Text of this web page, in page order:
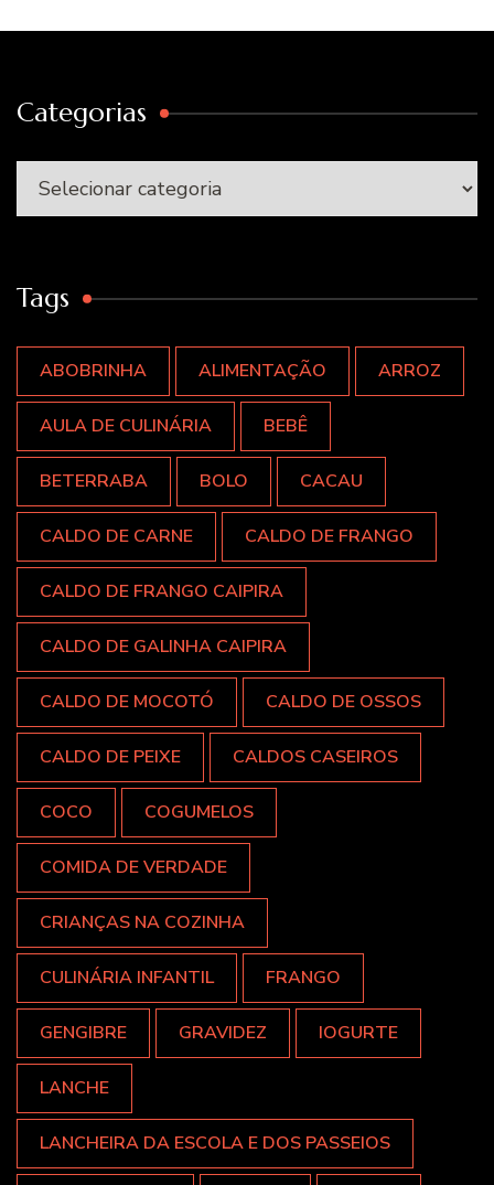
Categorias
Categorias
Tags
ABOBRINHA ALIMENTAÇÃO ARROZ
AULA DE CULINÁRIA BEBÊ
BETERRABA BOLO CACAU
CALDO DE CARNE CALDO DE FRANGO
CALDO DE FRANGO CAIPIRA
CALDO DE GALINHA CAIPIRA
CALDO DE MOCOTÓ CALDO DE OSSOS
CALDO DE PEIXE CALDOS CASEIROS
COCO COGUMELOS
COMIDA DE VERDADE
CRIANÇAS NA COZINHA
CULINÁRIA INFANTIL FRANGO
GENGIBRE GRAVIDEZ IOGURTE
LANCHE
LANCHEIRA DA ESCOLA E DOS PASSEIOS